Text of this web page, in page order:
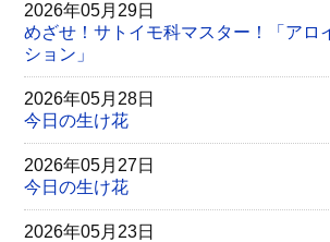
2026年05月29日
めざせ！サトイモ科マスター！「アロ
ション」
2026年05月28日
今日の生け花
2026年05月27日
今日の生け花
2026年05月23日